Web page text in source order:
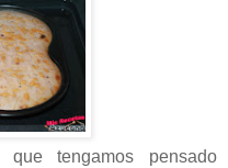
tengamos pensado